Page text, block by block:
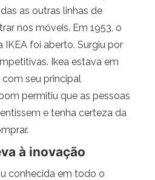
as outras linhas de
nos móveis. Em 1953, o
foi aberto. Surgiu por
Ikea estava em
seu principal
permitiu que as pessoas
e tenha certeza da
à inovação
conhecida em todo o